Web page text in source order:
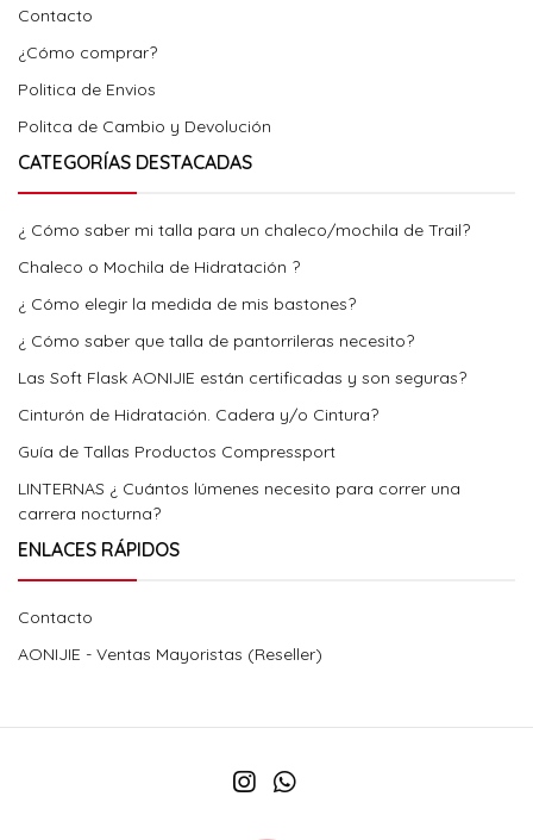
Contacto
¿Cómo comprar?
Politica de Envios
Politca de Cambio y Devolución
CATEGORÍAS DESTACADAS
¿ Cómo saber mi talla para un chaleco/mochila de Trail?
Chaleco o Mochila de Hidratación ?
¿ Cómo elegir la medida de mis bastones?
¿ Cómo saber que talla de pantorrileras necesito?
Las Soft Flask AONIJIE están certificadas y son seguras?
Cinturón de Hidratación. Cadera y/o Cintura?
Guía de Tallas Productos Compressport
LINTERNAS ¿ Cuántos lúmenes necesito para correr una
carrera nocturna?
ENLACES RÁPIDOS
Contacto
AONIJIE - Ventas Mayoristas (Reseller)